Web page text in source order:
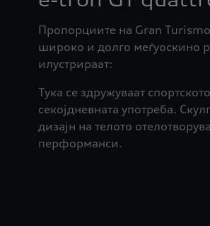
Пропорциите на Gran
широко и долго меѓуоскино
илустрираат:
Тука се здружуваат
секојдневната употреба.
дизајн на телото
перформанси.